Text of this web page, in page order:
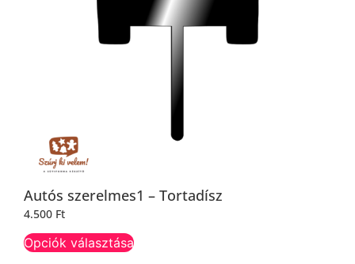
Autós szerelmes1 – Tortadísz
4.500 Ft
Opciók választása